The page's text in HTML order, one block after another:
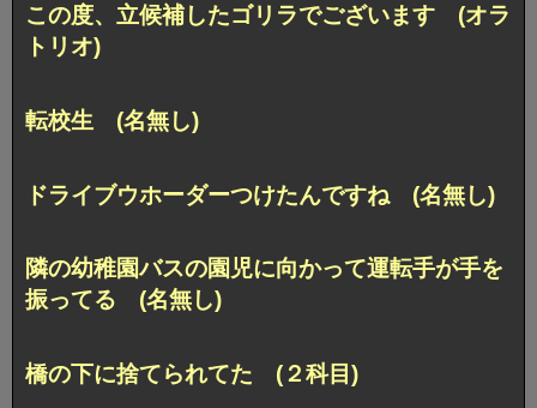
この度、立候補したゴリラでございます (オラ
トリオ)
転校生 (名無し)
ドライブウホーダーつけたんですね (名無し)
隣の幼稚園バスの園児に向かって運転手が手を
振ってる (名無し)
橋の下に捨てられてた (２科目)